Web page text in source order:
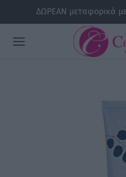
ΔΩΡΕΑΝ μεταφορικά